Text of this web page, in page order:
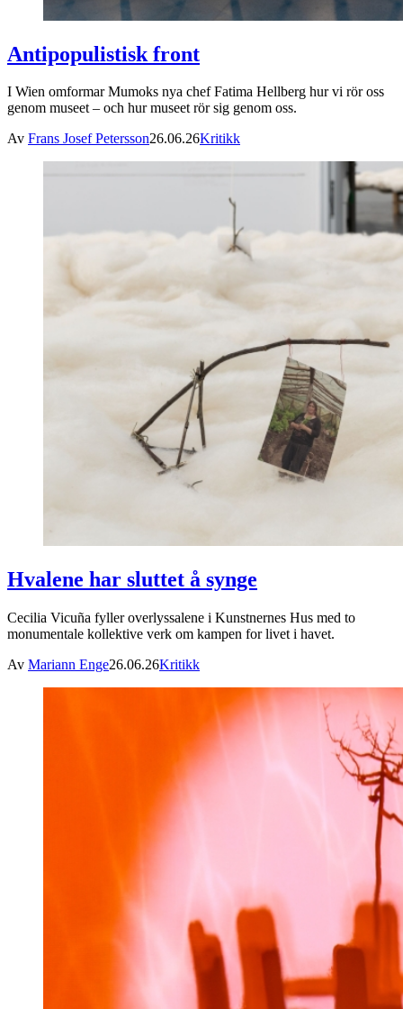
Antipopulistisk front
I Wien omformar Mumoks nya chef Fatima Hellberg hur vi rör oss
genom museet – och hur museet rör sig genom oss.
Av Frans Josef Petersson26.06.26Kritikk
Hvalene har sluttet å synge
Cecilia Vicuña fyller overlyssalene i Kunstnernes Hus med to
monumentale kollektive verk om kampen for livet i havet.
Av Mariann Enge26.06.26Kritikk